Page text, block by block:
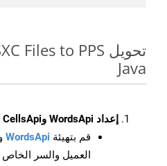
Java
إعداد WordsApi وCellsApi
قم بتهيئة WordsApi